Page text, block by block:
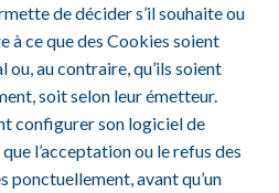
de décider s’il souhaite ou
à ce que des Cookies soient
au contraire, qu’ils soient
soit selon leur émetteur.
configurer son logiciel de
l’acceptation ou le refus des
ponctuellement, avant qu’un